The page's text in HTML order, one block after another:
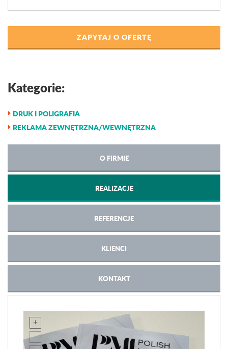
ZAPYTAJ O OFERTĘ
Kategorie:
DRUK I POLIGRAFIA
REKLAMA ZEWNĘTRZNA/WEWNĘTRZNA
O FIRMIE
REALIZACJE
REFERENCJE
KLIENCI
KONTAKT